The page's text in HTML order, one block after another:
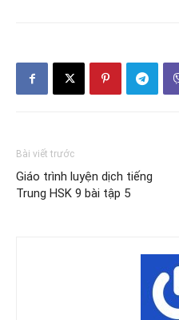
Bài viết trước
Giáo trình luyện dịch tiếng
Trung HSK 9 bài tập 5